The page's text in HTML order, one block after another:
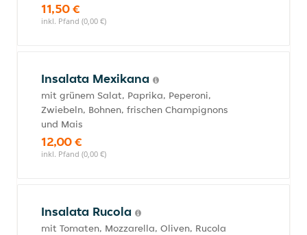
11,50 €
inkl. Pfand (0,00 €)
Insalata Mexikana
mit grünem Salat, Paprika, Peperoni,
Zwiebeln, Bohnen, frischen Champignons
und Mais
12,00 €
inkl. Pfand (0,00 €)
Insalata Rucola
mit Tomaten, Mozzarella, Oliven, Rucola